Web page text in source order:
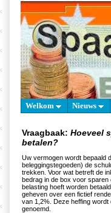
Welkom Nieuws
Vraagbaak: Hoeveel
betalen?
Uw vermogen wordt bepaald
beleggingstegoeden) de
trekken. Voor wat betreft de
bedrag in de box voor sparen
belasting hoeft worden
geheven over een fictief
van 1,2%. Deze heffing
genoemd.